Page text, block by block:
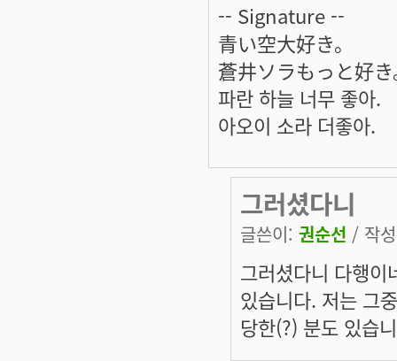
-- Signature --
青い空大好き。
蒼井ソラもっと好
파란 하늘 너무 좋아.
아오이 소라 더좋아.
그러셨다니
글쓴이: 권순선 / 작
그러셨다니 다행
있습니다. 저는 그
당한(?) 분도 있습